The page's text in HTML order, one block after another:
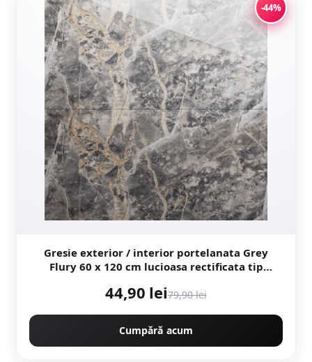
-44%
Gresie exterior / interior portelanata Grey
Flury 60 x 120 cm lucioasa rectificata tip
44,90 lei79,90 lei
Cumpără acum